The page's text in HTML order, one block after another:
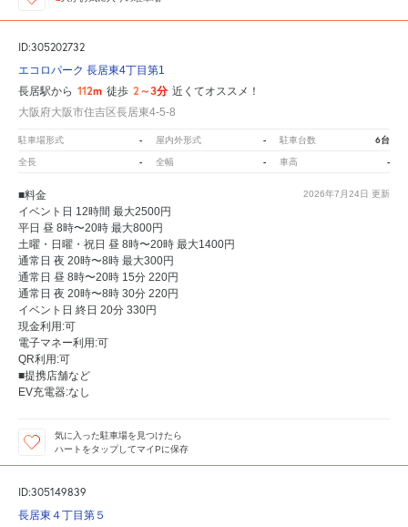
ID:305202732
エコロパーク 長居東4丁目第1
長居駅から 112m 徒歩 2～3分 近くてオススメ！
大阪府大阪市住吉区長居東4-5-8
駐車場形式 - 屋内外形式 - 駐車台数 6台
全長 - 全幅 - 車高 -
2026年7月24日 更新
■料金
イベント日 12時間 最大2500円
平日 昼 8時〜20時 最大800円
土曜・日曜・祝日 昼 8時〜20時 最大1400円
通常日 夜 20時〜8時 最大300円
通常日 昼 8時〜20時 15分 220円
通常日 夜 20時〜8時 30分 220円
イベント日 終日 20分 330円
現金利用:可
電子マネー利用:可
QR利用:可
■提携店舗など
EV充電器:なし
気に入った駐車場を見つけたら
ハートをタップしてマイPに保存
ID:305149839
長居東４丁目第５